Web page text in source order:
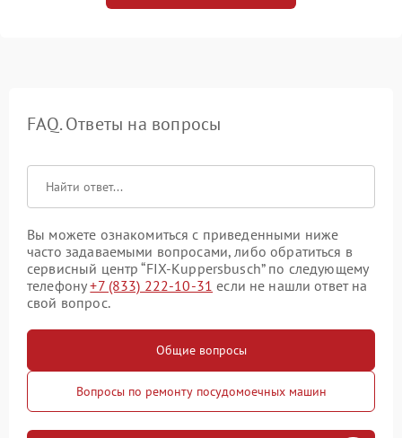
FAQ. Ответы на вопросы
Вы можете ознакомиться с приведенными ниже
часто задаваемыми вопросами, либо обратиться в
сервисный центр “FIX-Kuppersbusch” по следующему
телефону+7 (833) 222-10-31 если не нашли ответ на
свой вопрос.
Общие вопросы
Вопросы по ремонту посудомоечных машин